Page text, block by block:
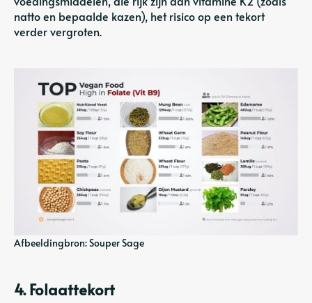
natto en bepaalde kazen), het risico op een tekort
verder vergroten.
Afbeeldingbron: Souper Sage
4. Folaattekort